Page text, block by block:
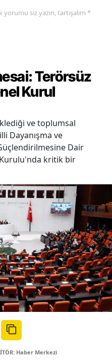
siz yazın, tartışalım *
Terörsüz
Kurul
ve toplumsal
Dayanışma ve
Dair
kritik bir
Haber Merkezi